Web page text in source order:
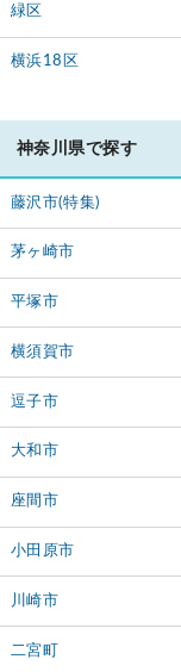
緑区
横浜18区
神奈川県で探す
藤沢市(特集)
茅ヶ崎市
平塚市
横須賀市
逗子市
大和市
座間市
小田原市
川崎市
二宮町